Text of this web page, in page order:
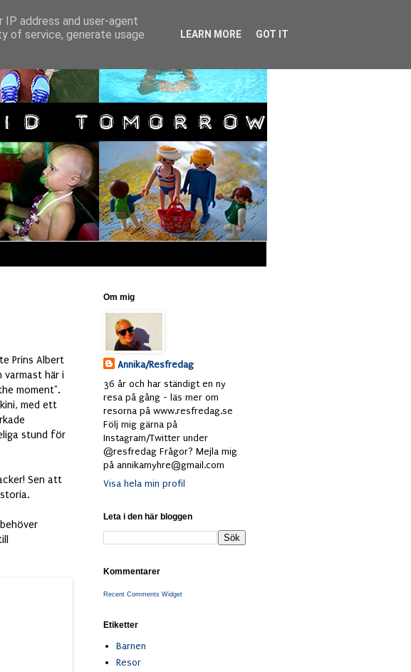
Prins Albert
varmast här i
moment".
med ett
stund för
Sen att
Om mig
Annika/Resfredag
36 år och har ständigt en ny
resa på gång - läs mer om
resorna på www.resfredag.se
Följ mig gärna på
Instagram/Twitter under
@resfredag Frågor? Mejla mig
på annikamyhre@gmail.com
Visa hela min profil
Leta i den här bloggen
Kommentarer
Recent Comments Widget
Etiketter
Barnen
Resor
address and user-agent
of service, generate usage
LEARN MORE GOT IT